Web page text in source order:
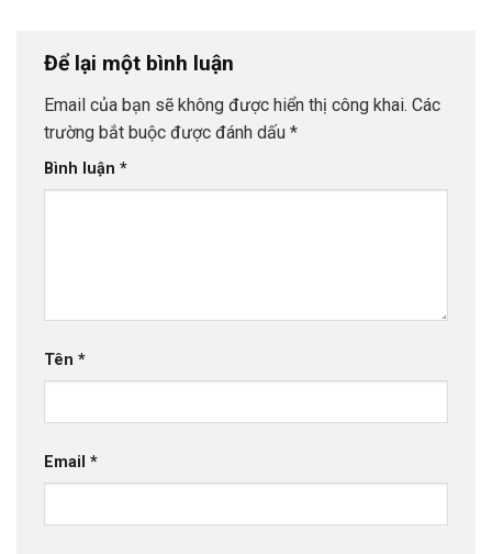
Để lại một bình luận
Email của bạn sẽ không được hiển thị công khai. Các
trường bắt buộc được đánh dấu *
Bình luận *
Tên *
Email *